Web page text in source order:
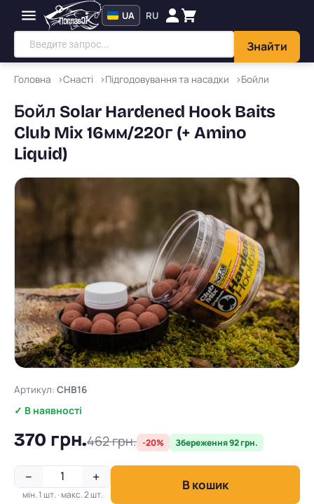
Знайти
UA RU
Головна Снасті Підгодовування та насадки Бойли
Бойл Solar Hardened Hook Baits
Club Mix 16мм/220г (+ Amino
Liquid)
Артикул: CHB16
✓ В наявності
370 грн.462 грн. -20% Збереження 92 грн.
− +
мін. 1 шт. · макс. 2 шт.
В кошик